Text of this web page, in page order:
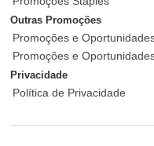
Outras Promoções
Promoções e
Promoções e
Privacidade
Política de Privacidade